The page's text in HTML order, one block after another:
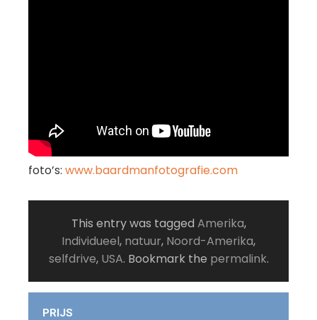
foto’s: www.baardmanfotografie.com
This entry was tagged Amerika,
Individueel, natuur, Noord-Amerika,
selfdrive, USA. Bookmark the permalink.
PRIJS